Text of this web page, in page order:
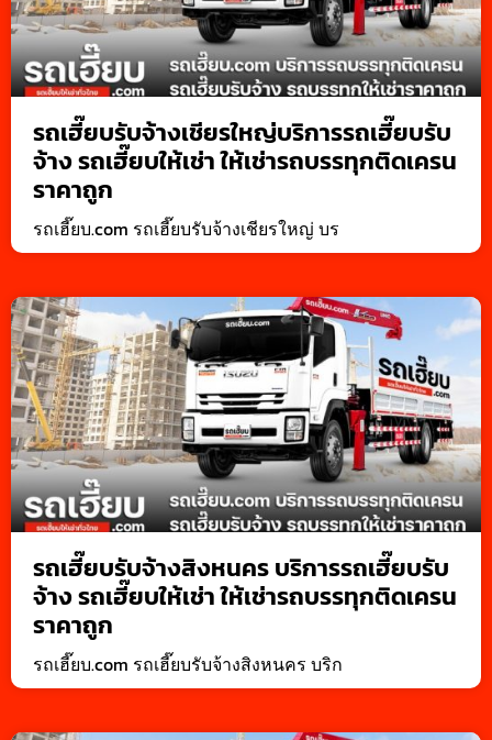
รถเฮี๊ยบรับจ้างเชียรใหญ่บริการรถเฮี๊ยบรับ
จ้าง รถเฮี๊ยบให้เช่า ให้เช่ารถบรรทุกติดเครน
ราคาถูก
รถเฮี๊ยบ.com รถเฮี๊ยบรับจ้างเชียรใหญ่ บร
รถเฮี๊ยบรับจ้างสิงหนคร บริการรถเฮี๊ยบรับ
จ้าง รถเฮี๊ยบให้เช่า ให้เช่ารถบรรทุกติดเครน
ราคาถูก
รถเฮี๊ยบ.com รถเฮี๊ยบรับจ้างสิงหนคร บริก